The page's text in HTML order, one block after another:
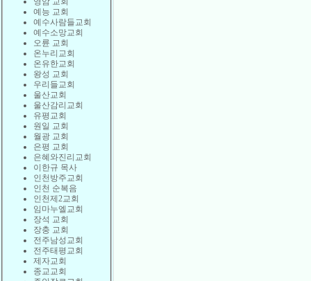
예능 교회
예수사람들교회
예수소망교회
오륜 교회
온누리교회
온유한교회
왕성 교회
우리들교회
울산교회
울산감리교회
유평교회
원일 교회
월광 교회
은평 교회
은혜와진리교회
이한규 목사
인천방주교회
인천 순복음
인천제2교회
임마누엘교회
장석 교회
장충 교회
전주남성교회
전주태평교회
제자교회
종교교회